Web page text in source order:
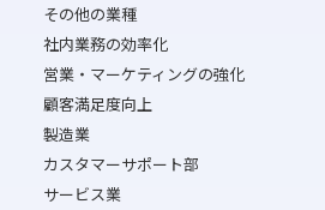
その他の業種
社内業務の効率化
営業・マーケティングの強化
顧客満足度向上
製造業
カスタマーサポート部
サービス業